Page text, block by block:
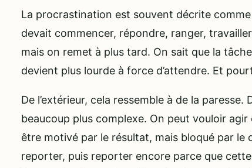
La procrastination est souvent décrite
devait commencer, répondre, ranger,
mais on remet à plus tard. On sait que la
devient plus lourde à force d’attendre. Et
De l’extérieur, cela ressemble à de la paresse.
beaucoup plus complexe. On peut vouloir
être motivé par le résultat, mais bloqué par le
reporter, puis reporter encore parce que